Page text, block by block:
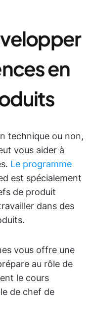
en
technique ou non,
vous aider à
Le programme
est spécialement
de produit
dans des
vous offre une
au rôle de
le cours
de chef de